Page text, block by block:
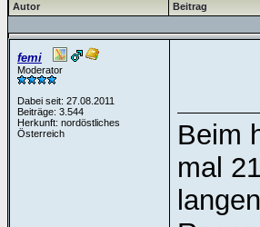
Autor Beitrag
femi
Moderator
Dabei seit: 27.08.2011
Beiträge: 3.544
Herkunft: nordöstliches
Österreich
Beim
mal